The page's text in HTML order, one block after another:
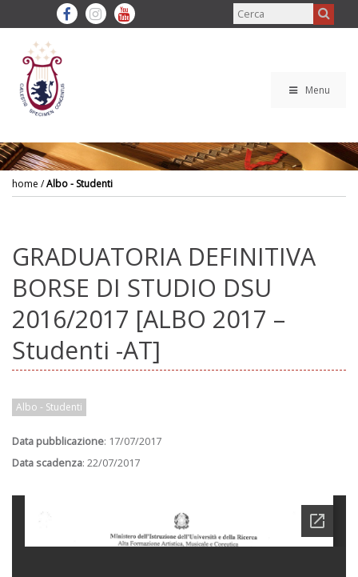
Menu
home /Albo - Studenti
GRADUATORIA DEFINITIVA
BORSE DI STUDIO DSU
2016/2017 [ALBO 2017 –
Studenti -AT]
Albo - Studenti
Data pubblicazione: 17/07/2017
Data scadenza: 22/07/2017